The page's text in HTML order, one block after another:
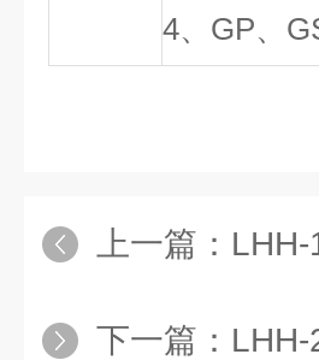
4、GP、
上一篇： LHH-
下一篇： LHH-